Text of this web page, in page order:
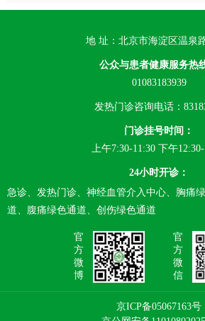
地 址：北京市海淀区温泉
公众与患者健康服务热
01083183939
发热门诊咨询电话：
门诊挂号时间：
上午7:30-11:30 下午
24小时开诊：
急诊、发热门诊、神经血管介入中心、胸痛
道、腹痛绿色通道、创伤绿色通道
官
方
微
博
官
方
微
信
京ICP备05067163号